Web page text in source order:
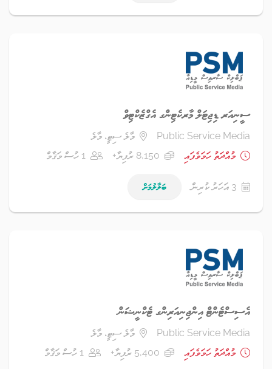
ސީނިއަރ ޑިޖިޓަލް މާރކެޓިންގ އެގްޒެކްޓިވް
Public Service Media
މާލެ ސިޓީ، މާލެ
މުއްދަތު ހަމަވެފައި
8,150 ރުފިޔާ+ 1 ހުސް މަޤާމް
3 އަހަރު ކުރިން ބަލާލުމަށް
އެސިސްޓެންޓް އިންޖިނިއަރިންގ ޓެކްނީޝަން
Public Service Media
މާލެ ސިޓީ، މާލެ
މުއްދަތު ހަމަވެފައި
5,400 ރުފިޔާ+ 1 ހުސް މަޤާމް